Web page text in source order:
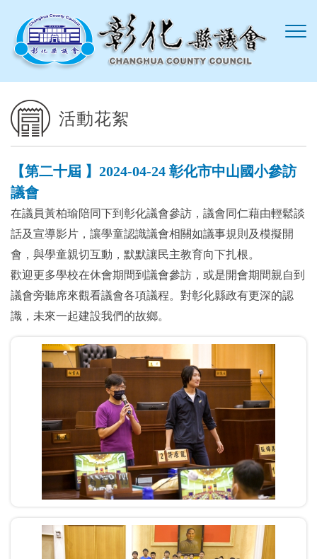
活動花絮
【第二十屆 】2024-04-24 彰化市中山國小參訪
議會
在議員黃柏瑜陪同下到彰化議會參訪，議會同仁藉由輕鬆談
話及宣導影片，讓學童認識議會相關如議事規則及模擬開
會，與學童親切互動，默默讓民主教育向下扎根。
歡迎更多學校在休會期間到議會參訪，或是開會期間親自到
議會旁聽席來觀看議會各項議程。對彰化縣政有更深的認
識，未來一起建設我們的故鄉。